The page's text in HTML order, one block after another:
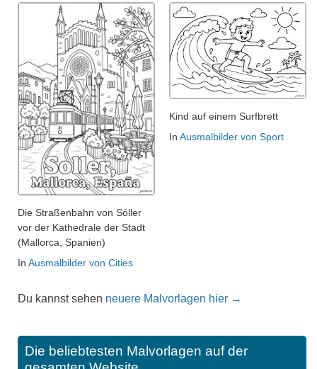
Die Straßenbahn von Sóller
vor der Kathedrale der Stadt
(Mallorca, Spanien)
In Ausmalbilder von Cities
Kind auf einem Surfbrett
In Ausmalbilder von Sport
Du kannst sehen neuere Malvorlagen hier →
Die beliebtesten Malvorlagen auf der